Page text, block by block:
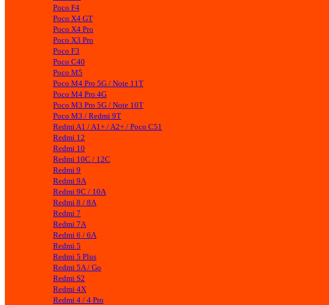
Poco F4
Poco X4 GT
Poco X4 Pro
Poco X3 Pro
Poco F3
Poco C40
Poco M5
Poco M4 Pro 5G / Note 11T
Poco M4 Pro 4G
Poco M3 Pro 5G / Note 10T
Poco M3 / Redmi 9T
Redmi A1 / A1+ / A2+ / Poco C51
Redmi 12
Redmi 10
Redmi 10C / 12C
Redmi 9
Redmi 9A
Redmi 9C / 10A
Redmi 8 / 8A
Redmi 7
Redmi 7A
Redmi 6 / 6A
Redmi 5
Redmi 5 Plus
Redmi 5A / Go
Redmi S2
Redmi 4X
Redmi 4 / 4 Pro